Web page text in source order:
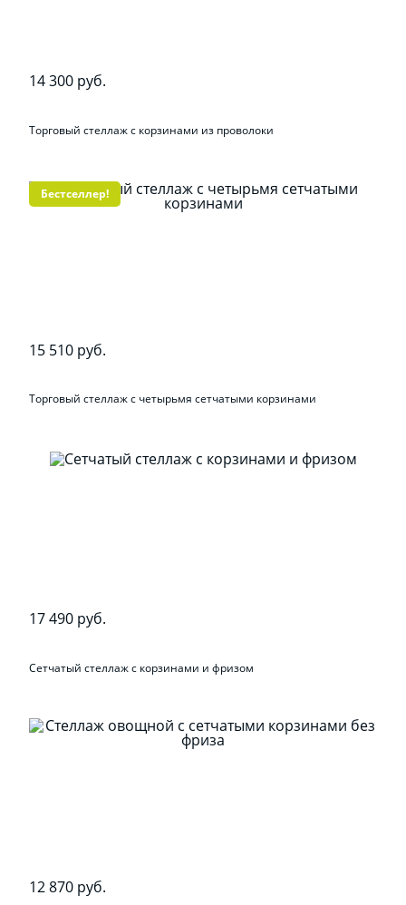
14 300 руб.
Торговый стеллаж с корзинами из проволоки
Бестселлер!
15 510 руб.
Торговый стеллаж с четырьмя сетчатыми корзинами
17 490 руб.
Сетчатый стеллаж с корзинами и фризом
12 870 руб.